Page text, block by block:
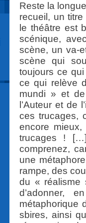
Reste la
recueil, un
le théâtre est
scénique,
scène, un va-
scène qui
toujours ce
ce qui relève
mundi » et
l’Auteur et de
ces trucages,
encore
trucages !
comprenez,
une
rampe, des
du « réalisme
d’adonner,
métaphorique
sbires, ainsi